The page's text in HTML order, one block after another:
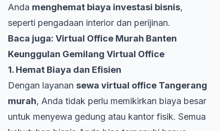
Anda menghemat biaya investasi bisnis,
seperti pengadaan interior dan perijinan.
Baca juga: Virtual Office Murah Banten
Keunggulan Gemilang Virtual Office
1. Hemat Biaya dan Efisien
Dengan layanan sewa virtual office Tangerang
murah, Anda tidak perlu memikirkan biaya besar
untuk menyewa gedung atau kantor fisik. Semua